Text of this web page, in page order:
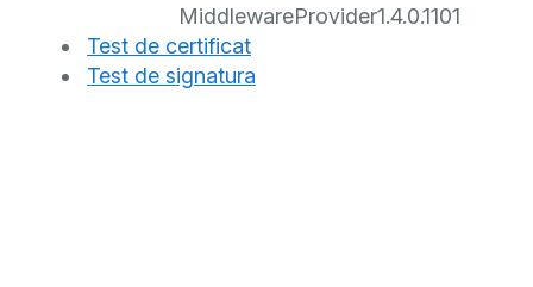
MiddlewareProvider1.4.0.1101
Test de certificat
Test de signatura